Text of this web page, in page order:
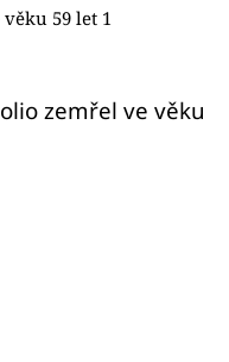
59 let 1
zemřel ve věku